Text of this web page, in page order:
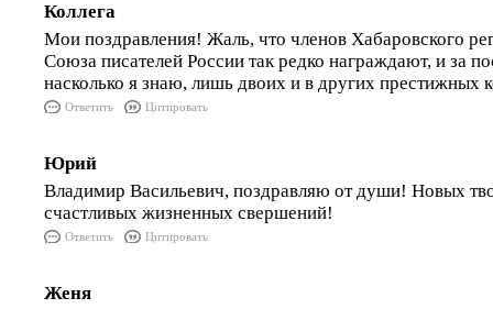
Коллега
Мои поздравления! Жаль, что членов Хабаровского
Союза писателей России так редко награждают, и за
насколько я знаю, лишь двоих и в других престижных
Ответить Цитировать
Юрий
Владимир Васильевич, поздравляю от души! Новых
счастливых жизненных свершений!
Ответить Цитировать
Женя